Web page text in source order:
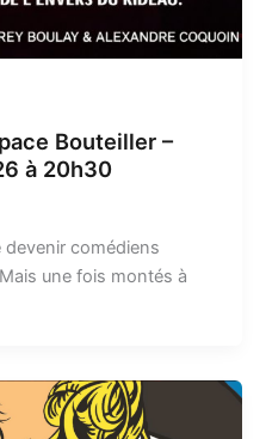
Bouteiller –
à 20h30
devenir comédiens
une fois montés à